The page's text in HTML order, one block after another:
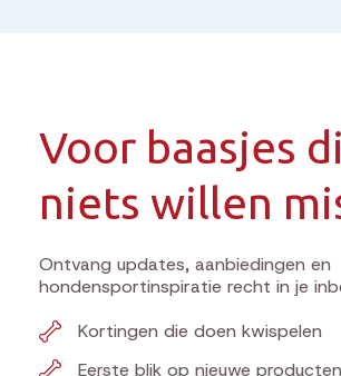
Voor baasjes
niets willen
Ontvang updates, aanbiedingen en
hondensportinspiratie recht in je
Kortingen die doen kwispelen
Eerste blik op nieuwe producten